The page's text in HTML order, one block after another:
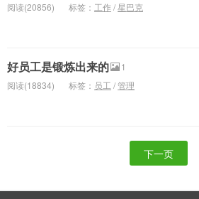
阅读(20856)
标签： 工作 /星巴克
好员工是锻炼出来的
1
阅读(18834)
标签： 员工 /管理
下一页